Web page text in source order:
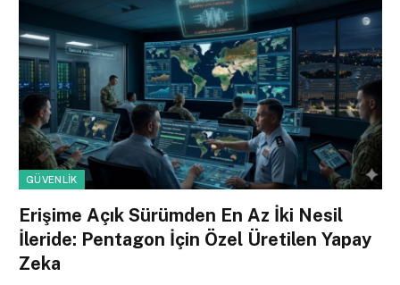
GÜVENLIK
Erişime Açık Sürümden En Az İki Nesil
İleride: Pentagon İçin Özel Üretilen Yapay
Zeka